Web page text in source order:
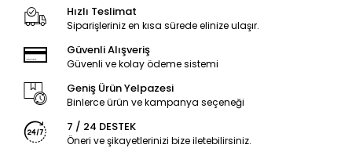
Hızlı Teslimat
Siparişleriniz en kısa sürede elinize ulaşır.
Güvenli Alışveriş
Güvenli ve kolay ödeme sistemi
Geniş Ürün Yelpazesi
Binlerce ürün ve kampanya seçeneği
7 / 24 DESTEK
Öneri ve şikayetlerinizi bize iletebilirsiniz.